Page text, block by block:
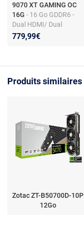
9070 XT GAMING OC
16G - 16 Go GDDR6 -
Dual HDMI/ Dual
DisplayPort - PCI
779,99€
Produits similaires
Zotac ZT-B50700D-10P
12Go